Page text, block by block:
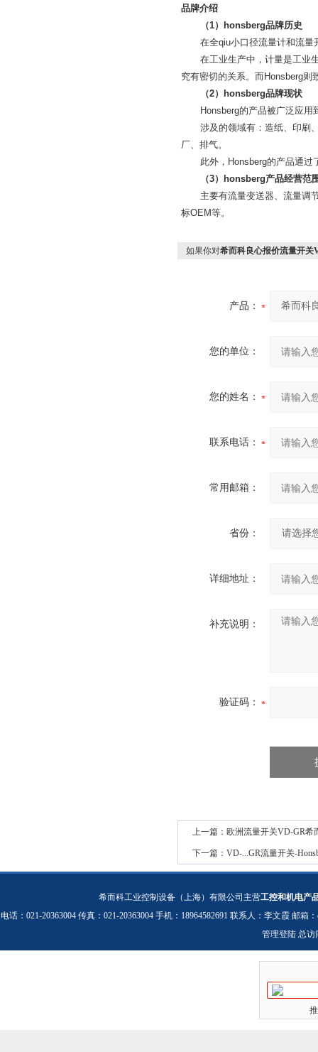
品牌介绍
（1） honsberg品牌历史
在全qiu小口径流量计和流量
在工业生产中，计量是工业
究有密切的关系。而Honsberg则
（2） honsberg品牌现状
Honsberg的产品被广泛应用
涉及的领域有：造纸、印刷
厂、排气。
此外， Honsberg的产品通过
（3） honsberg产品经营范
主要有流量变送器、流量调
标OEM等。
如果你对希而科良心报价流量开关
产品：
您的单位：
您的姓名：
联系电话：
常用邮箱：
省份：
详细地址：
补充说明：
验证码：
上一篇： 欧洲流量开关VD-GR希
下一篇： VD-...GR流量开关-
希而科工业控制设备（上海）有限公司主营工控和机电产
电话：021-20363004 传真：021-20363004 手机：18964582691 联系人：李文霞 邮箱：
管理登陆 总访